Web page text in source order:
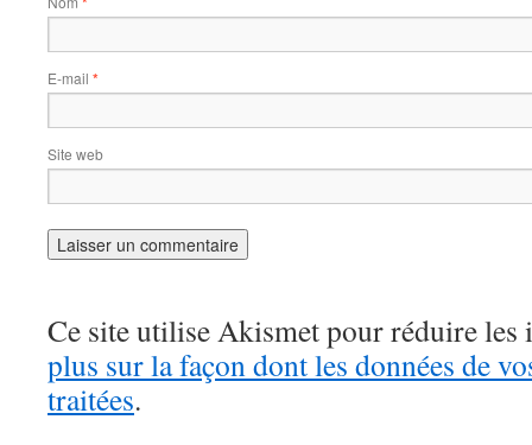
E-mail *
Site web
Ce site utilise Akismet pour réduire les
plus sur la façon dont les données de
traitées.